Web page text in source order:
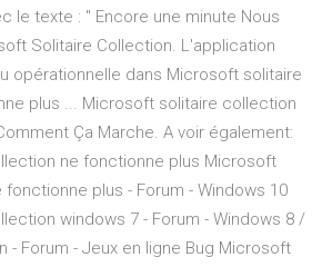
le texte : " Encore une minute Nous
Solitaire Collection. L'application
opérationnelle dans Microsoft solitaire
plus ... Microsoft solitaire collection
Ça Marche. A voir également:
ne fonctionne plus Microsoft
plus - Forum - Windows 10
windows 7 - Forum - Windows 8 /
- Forum - Jeux en ligne Bug Microsoft